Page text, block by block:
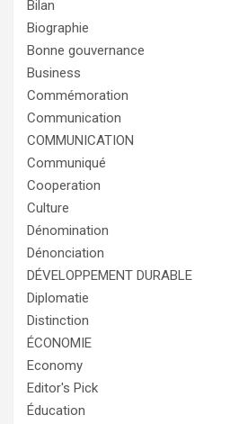
Bilan
Biographie
Bonne gouvernance
Business
Commémoration
Communication
COMMUNICATION
Communiqué
Cooperation
Culture
Dénomination
Dénonciation
DÉVELOPPEMENT DURABLE
Diplomatie
Distinction
ÉCONOMIE
Economy
Editor's Pick
Éducation